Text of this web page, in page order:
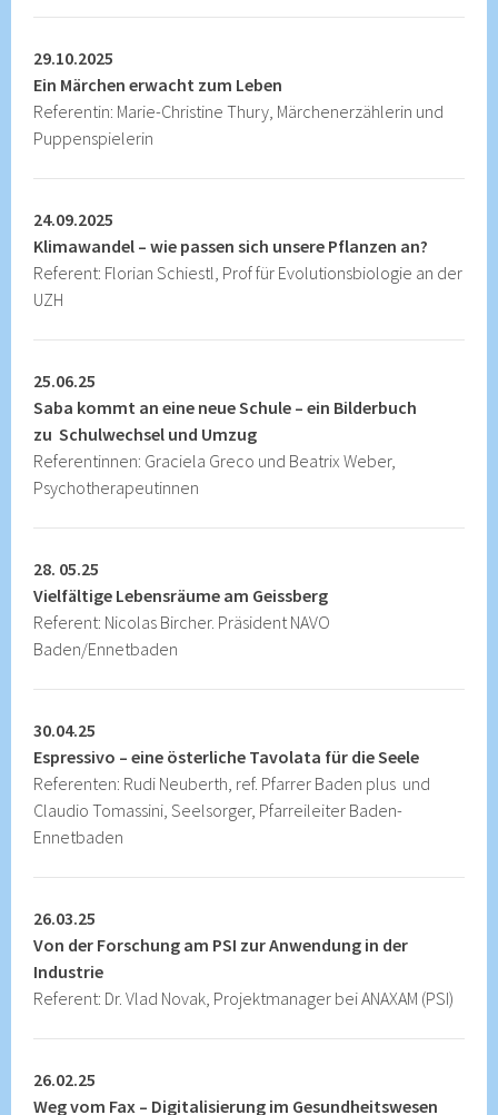
29.10.2025
Ein Märchen erwacht zum Leben
Referentin: Marie-Christine Thury, Märchenerzählerin und
Puppenspielerin
24.09.2025
Klimawandel – wie passen sich unsere Pflanzen an?
Referent: Florian Schiestl, Prof für Evolutionsbiologie an der
UZH
25.06.25
Saba kommt an eine neue Schule – ein Bilderbuch
zu Schulwechsel und Umzug
Referentinnen: Graciela Greco und Beatrix Weber,
Psychotherapeutinnen
28. 05.25
Vielfältige Lebensräume am Geissberg
Referent: Nicolas Bircher. Präsident NAVO
Baden/Ennetbaden
30.04.25
Espressivo – eine österliche Tavolata für die Seele
Referenten: Rudi Neuberth, ref. Pfarrer Baden plus und
Claudio Tomassini, Seelsorger, Pfarreileiter Baden-
Ennetbaden
26.03.25
Von der Forschung am PSI zur Anwendung in der
Industrie
Referent: Dr. Vlad Novak, Projektmanager bei ANAXAM (PSI)
26.02.25
Weg vom Fax – Digitalisierung im Gesundheitswesen